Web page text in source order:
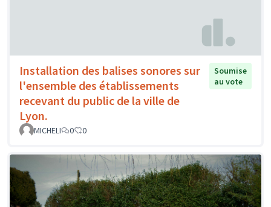
Installation des balises sonores sur
l'ensemble des établissements
recevant du public de la ville de
Lyon.
Soumise
au vote
MICHELI 0 0